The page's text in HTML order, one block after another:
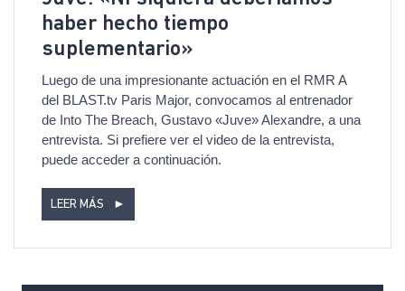
haber hecho tiempo
suplementario»
Luego de una impresionante actuación en el RMR A
del BLAST.tv Paris Major, convocamos al entrenador
de Into The Breach, Gustavo «Juve» Alexandre, a una
entrevista. Si prefiere ver el video de la entrevista,
puede acceder a continuación.
LEER MÁS ►